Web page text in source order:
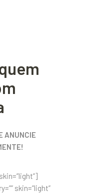
ANUNCIE
skin=”light”